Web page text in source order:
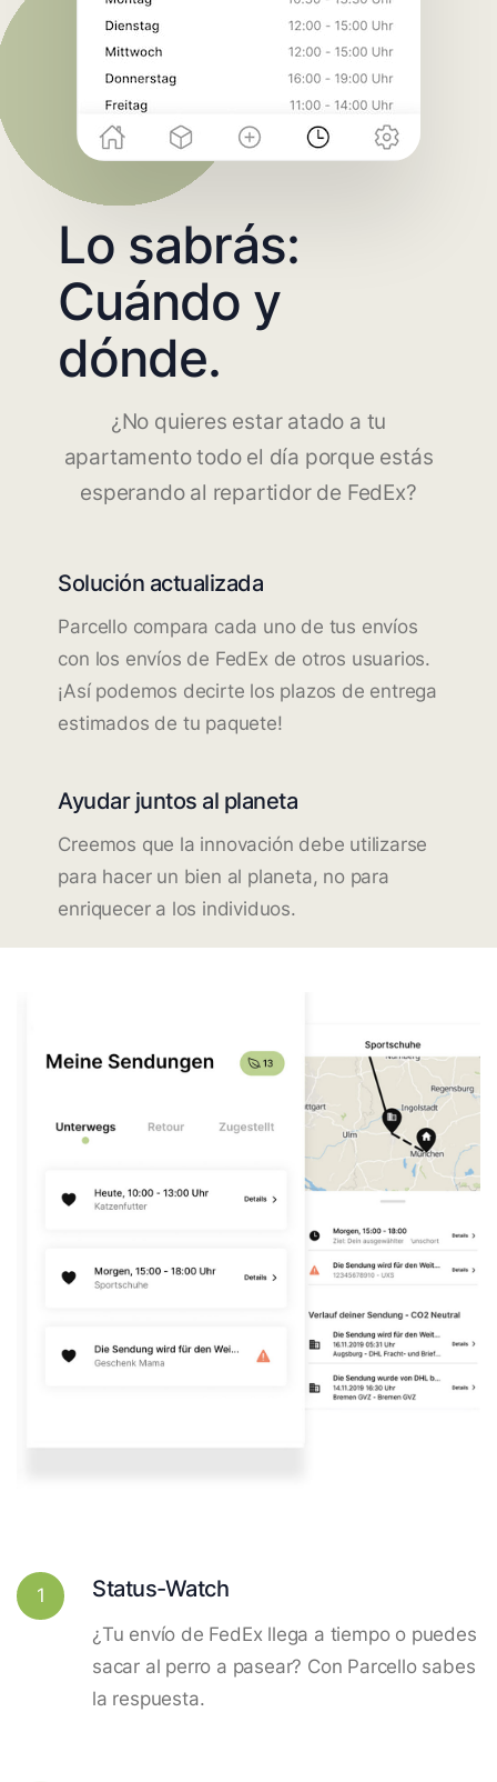
Lo sabrás:
Cuándo y
dónde.
¿No quieres estar atado a tu
apartamento todo el día porque estás
esperando al repartidor de FedEx?
Solución actualizada
Parcello compara cada uno de tus envíos
con los envíos de FedEx de otros usuarios.
¡Así podemos decirte los plazos de entrega
estimados de tu paquete!
Ayudar juntos al planeta
Creemos que la innovación debe utilizarse
para hacer un bien al planeta, no para
enriquecer a los individuos.
1 Status-Watch
¿Tu envío de FedEx llega a tiempo o puedes
sacar al perro a pasear? Con Parcello sabes
la respuesta.